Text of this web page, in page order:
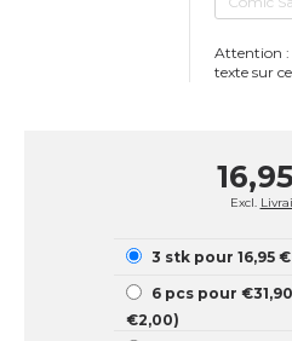
Attention :
texte sur
Excl.
3 stk pour 16,95 €
6 pcs pour
€2,00)